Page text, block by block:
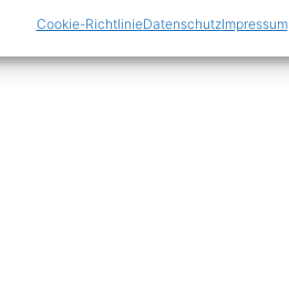
Cookie-RichtlinieDatenschutzImpressum